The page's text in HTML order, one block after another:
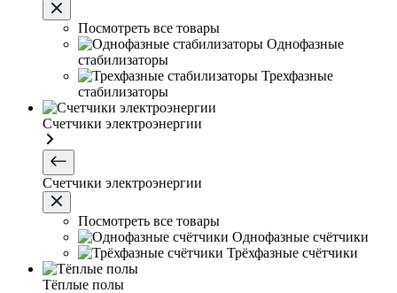
Посмотреть все товары
Однофазные
стабилизаторы
Трехфазные
стабилизаторы
Счетчики электроэнергии
Счетчики электроэнергии
Посмотреть все товары
Однофазные счётчики
Трёхфазные счётчики
Тёплые полы